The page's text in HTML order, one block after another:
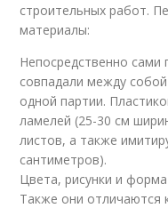
строительных работ.
материалы:
Непосредственно
совпадали между
одной партии.
ламелей (25-30 см
листов, а также
сантиметров).
Цвета, рисунки и
Также они отличаются